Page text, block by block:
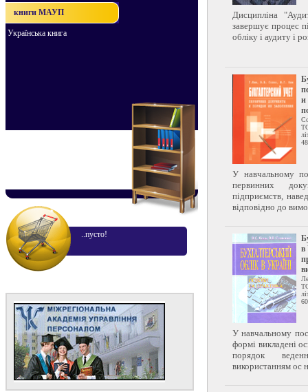
книги МАУП
Українська книга
..пусто!
Дисципліна
завершує процес
обліку і аудиту і
и
У навчальному
первинних
підприємств,
відповідно до
в
У навчальному
формі викладені
порядок
використанням ос